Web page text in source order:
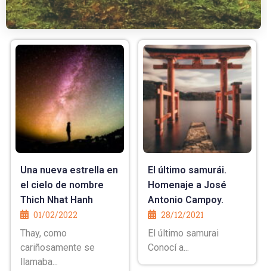
Una nueva estrella en
el cielo de nombre
Thich Nhat Hanh
01/02/2022
Thay, como
cariñosamente se
llamaba...
El último samurái.
Homenaje a José
Antonio Campoy.
28/12/2021
El último samurai
Conocí a...